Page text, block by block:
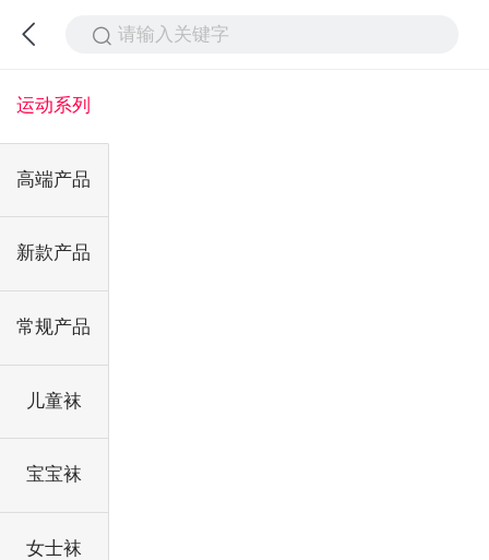
请输入关键字
运动系列
高端产品
新款产品
常规产品
儿童袜
宝宝袜
女士袜